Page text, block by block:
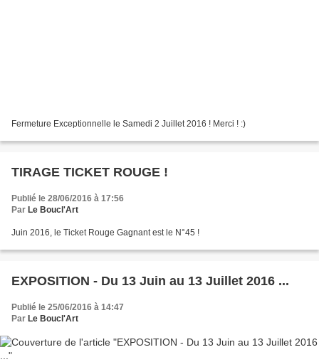
Fermeture Exceptionnelle le Samedi 2 Juillet 2016 ! Merci ! :)
TIRAGE TICKET ROUGE !
Publié le 28/06/2016 à 17:56
Par Le Boucl'Art
Juin 2016, le Ticket Rouge Gagnant est le N°45 !
EXPOSITION - Du 13 Juin au 13 Juillet 2016 ...
Publié le 25/06/2016 à 14:47
Par Le Boucl'Art